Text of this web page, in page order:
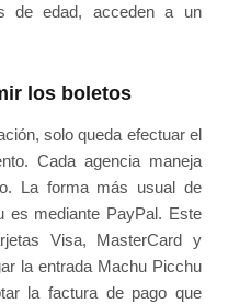
de edad, acceden a un
los boletos
solo queda efectuar el
Cada agencia maneja
La forma más usual de
es mediante PayPal. Este
Visa, MasterCard y
la entrada Machu Picchu
la factura de pago que